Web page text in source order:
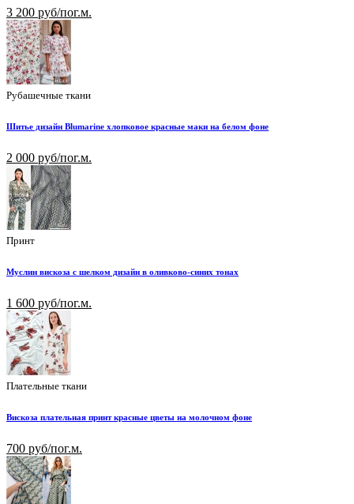
3 200 руб/пог.м.
Рубашечные ткани
Шитье дизайн Blumarine хлопковое красные маки на белом фоне
2 000 руб/пог.м.
Принт
Муслин вискоза с шелком дизайн в оливково-синих тонах
1 600 руб/пог.м.
Плательные ткани
Вискоза плательная принт красные цветы на молочном фоне
700 руб/пог.м.